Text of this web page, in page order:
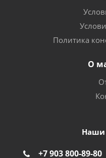
Политика
О
Наши
+7 903 800-89-80